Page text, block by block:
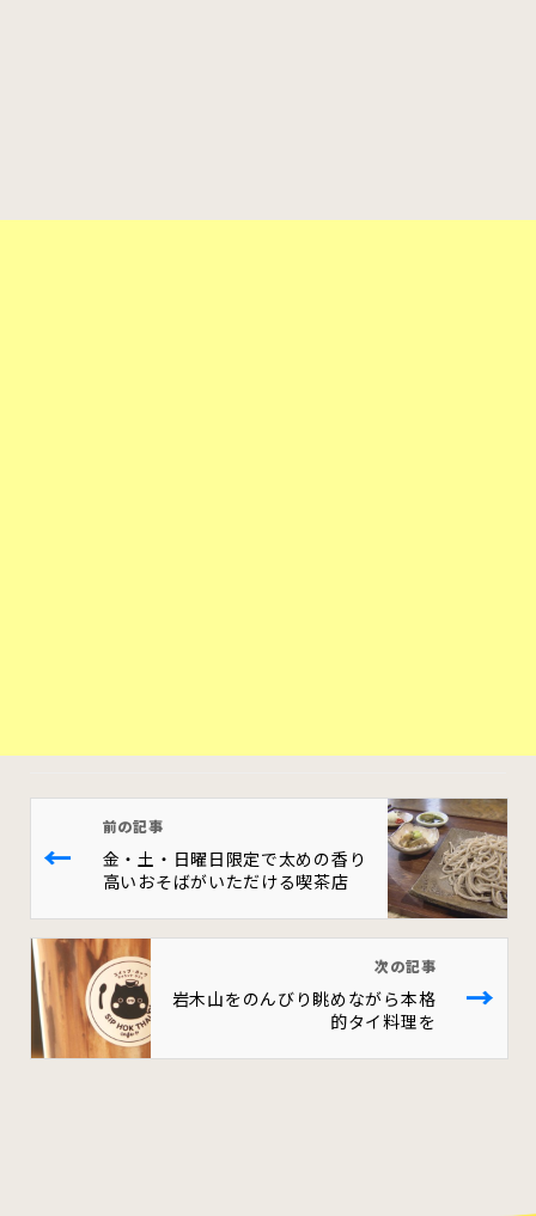
←
前の記事
金・土・日曜日限定で太めの香り
高いおそばがいただける喫茶店
次の記事
岩木山をのんびり眺めながら本格
的タイ料理を
→